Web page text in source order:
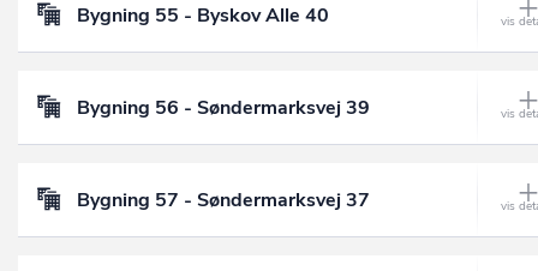
Bygning 55 - Byskov Alle 40
Bygning 56 - Søndermarksvej 39
Bygning 57 - Søndermarksvej 37